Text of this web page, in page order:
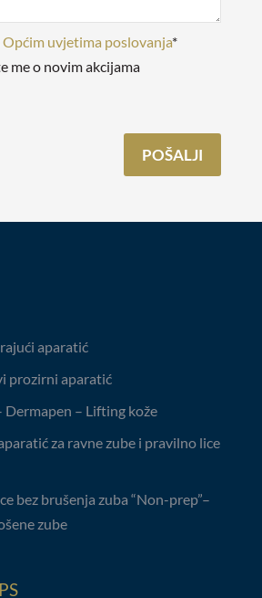
Općim uvjetima poslovanja*
me o novim akcijama
aparatić
prozirni aparatić
Dermapen – Lifting kože
za ravne zube i pravilno lice
bez brušenja zuba “Non-prep”–
zube